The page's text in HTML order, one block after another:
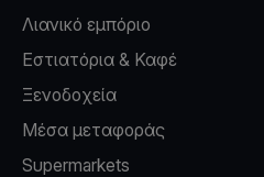
Λιανικό εμπόριο
Εστιατόρια & Καφέ
Ξενοδοχεία
Μέσα μεταφοράς
Supermarkets